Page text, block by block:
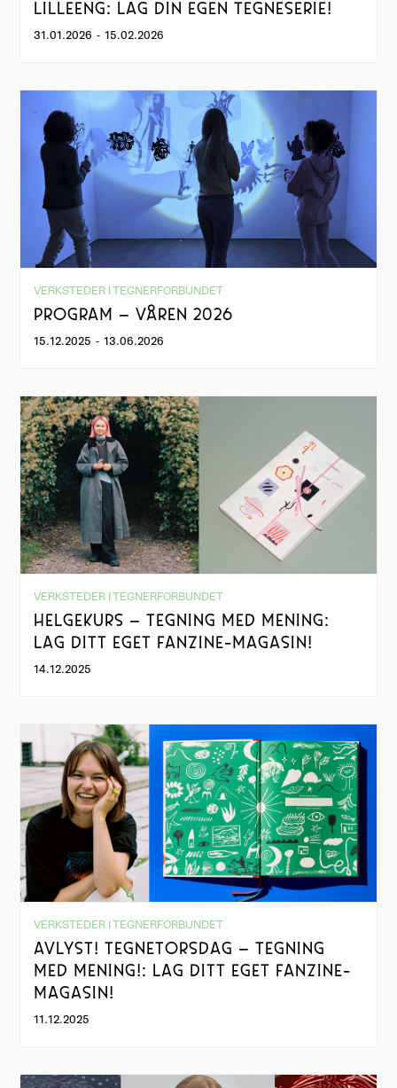
LILLEENG: LAG DIN EGEN TEGNESERIE!
31.01.2026 - 15.02.2026
VERKSTEDER I TEGNERFORBUNDET
PROGRAM – VÅREN 2026
15.12.2025 - 13.06.2026
VERKSTEDER I TEGNERFORBUNDET
HELGEKURS – TEGNING MED MENING:
LAG DITT EGET FANZINE-MAGASIN!
14.12.2025
VERKSTEDER I TEGNERFORBUNDET
AVLYST! TEGNETORSDAG – TEGNING
MED MENING!: LAG DITT EGET FANZINE-
MAGASIN!
11.12.2025